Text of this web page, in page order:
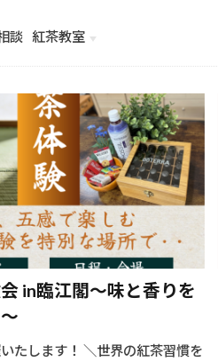
談 紅茶教室
未分類
in臨江閣～味と香りを
たします！ ＼世界の紅茶習慣を